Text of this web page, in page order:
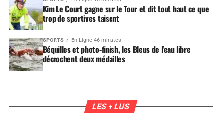
Kim Le Court gagne sur le Tour et dit tout haut ce que
trop de sportives taisent
SPORTS En Ligne 46 minutes
Béquilles et photo-finish, les Bleus de l’eau libre
décrochent deux médailles
LES + LUS